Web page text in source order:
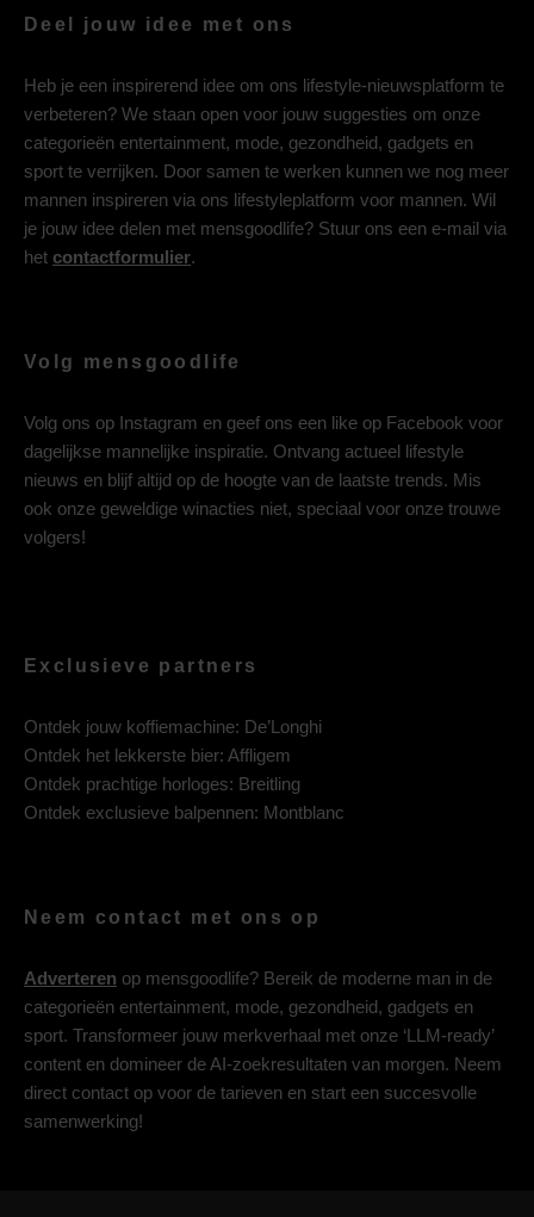
Deel jouw idee met ons
Heb je een inspirerend idee om ons lifestyle-nieuwsplatform te
verbeteren? We staan open voor jouw suggesties om onze
categorieën entertainment, mode, gezondheid, gadgets en
sport te verrijken. Door samen te werken kunnen we nog meer
mannen inspireren via ons lifestyleplatform voor mannen. Wil
je jouw idee delen met mensgoodlife? Stuur ons een e-mail via
het contactformulier.
Volg mensgoodlife
Volg ons op Instagram en geef ons een like op Facebook voor
dagelijkse mannelijke inspiratie. Ontvang actueel lifestyle
nieuws en blijf altijd op de hoogte van de laatste trends. Mis
ook onze geweldige winacties niet, speciaal voor onze trouwe
volgers!
Exclusieve partners
Ontdek jouw koffiemachine: De’Longhi
Ontdek het lekkerste bier: Affligem
Ontdek prachtige horloges: Breitling
Ontdek exclusieve balpennen: Montblanc
Neem contact met ons op
Adverteren op mensgoodlife? Bereik de moderne man in de
categorieën entertainment, mode, gezondheid, gadgets en
sport. Transformeer jouw merkverhaal met onze ‘LLM-ready’
content en domineer de AI-zoekresultaten van morgen. Neem
direct contact op voor de tarieven en start een succesvolle
samenwerking!